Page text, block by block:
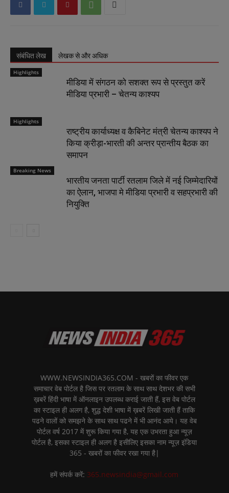
संबंधित लेख लेखक से और अधिक
Highlights
मीडिया में संगठन को सशक्त रूप से प्रस्तुत करें
मीडिया प्रभारी – चेतन्य काश्यप
Highlights
राष्ट्रीय कार्याध्यक्ष व कैबिनेट मंत्री चेतन्य काश्यप ने
किया क्रीड़ा-भारती की अन्तर प्रान्तीय बैठक का
समापन
Breaking News
भारतीय जनता पार्टी रतलाम जिले में नई जिम्मेदारियों
का ऐलान, भाजपा मे मीडिया प्रभारी व सहप्रभारी की
नियुक्ति
WWW.NEWSINDIA365.COM - खबरों का फीवर एक
समाचार वेब पोर्टल है जिस पर रतलाम के साथ साथ देशभर की सभी
ख़बरें हिंदी भाषा में ऑनलाइन उपलब्ध कराई जाती हैं, इस वेब पोर्टल
का स्टाइल ही अलग है, शुद्ध देशी भाषा में ख़बरें लिखी जाती हैं ताकि
पढने वालों को समझने के साथ साथ पढने में भी आनंद आये। यह वेब
पोर्टल वर्ष 2017 में शुरू किया गया है, यह एक उभरता हुआ न्यूज़
पोर्टल है, इसका स्टाइल ही अलग है इसीलिए इसका नाम न्यूज़ इंडिया
365 - खबरों का फीवर रखा गया है|
हमें संपर्क करें: 365.newsindia@gmail.com